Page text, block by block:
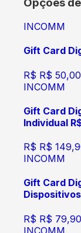
Opções
INCOMM
Gift Card
R$ R$ 50,00
INCOMM
Gift Card
Individual
R$ R$
INCOMM
Gift Card
R$ R$ 79,90
INCOMM